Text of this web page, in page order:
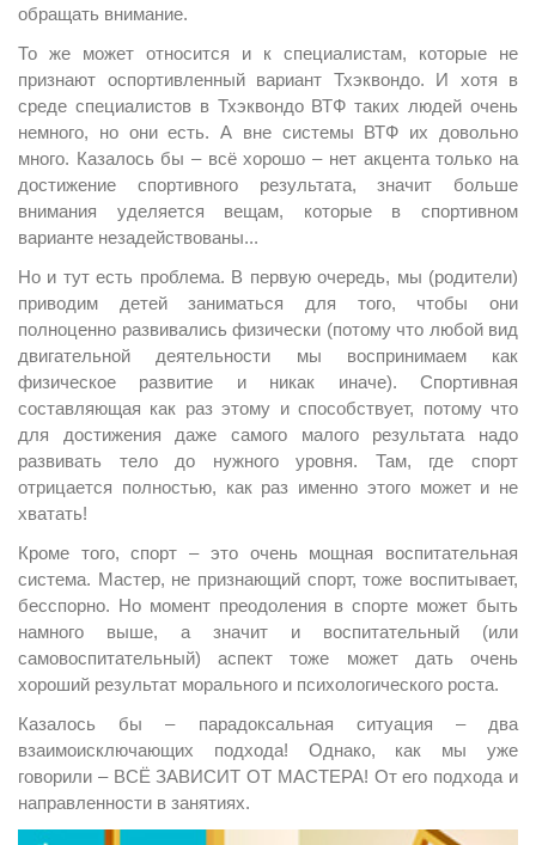
обращать внимание.
То же может относится и к специалистам, которые не
признают оспортивленный вариант Тхэквондо. И хотя в
среде специалистов в Тхэквондо ВТФ таких людей очень
немного, но они есть. А вне системы ВТФ их довольно
много. Казалось бы – всё хорошо – нет акцента только на
достижение спортивного результата, значит больше
внимания уделяется вещам, которые в спортивном
варианте незадействованы...
Но и тут есть проблема. В первую очередь, мы (родители)
приводим детей заниматься для того, чтобы они
полноценно развивались физически (потому что любой вид
двигательной деятельности мы воспринимаем как
физическое развитие и никак иначе). Спортивная
составляющая как раз этому и способствует, потому что
для достижения даже самого малого результата надо
развивать тело до нужного уровня. Там, где спорт
отрицается полностью, как раз именно этого может и не
хватать!
Кроме того, спорт – это очень мощная воспитательная
система. Мастер, не признающий спорт, тоже воспитывает,
бесспорно. Но момент преодоления в спорте может быть
намного выше, а значит и воспитательный (или
самовоспитательный) аспект тоже может дать очень
хороший результат морального и психологического роста.
Казалось бы – парадоксальная ситуация – два
взаимоисключающих подхода! Однако, как мы уже
говорили – ВСЁ ЗАВИСИТ ОТ МАСТЕРА! От его подхода и
направленности в занятиях.